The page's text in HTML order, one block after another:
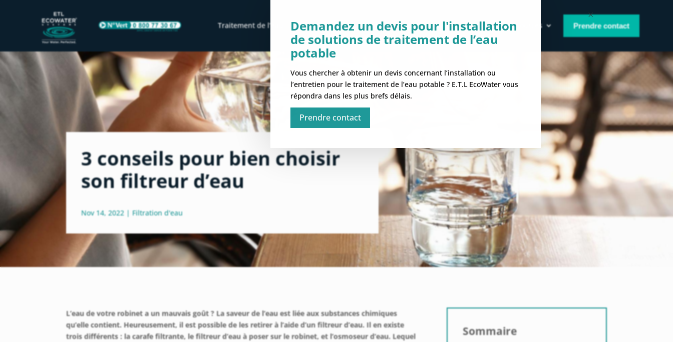
Traitement de l’eau Nos solutions Maintenance & dépannage À propos Ressources Prendre contact
3 conseils pour bien choisir
son filtreur d’eau
Nov 14, 2022 | Filtration d'eau
L’eau de votre robinet a un mauvais goût ? La saveur de l’eau est liée aux substances chimiques
qu’elle contient. Heureusement, il est possible de les retirer à l’aide d’un filtreur d’eau. Il en existe
trois différents : la carafe filtrante, le filtreur d’eau à poser sur le robinet, et l’osmoseur d’eau. Lequel
Sommaire
×
Demandez un devis pour l'installation
de solutions de traitement de l’eau
potable
Vous chercher à obtenir un devis concernant l’installation ou
l’entretien pour le traitement de l’eau potable ? E.T.L EcoWater vous
répondra dans les plus brefs délais.
Prendre contact